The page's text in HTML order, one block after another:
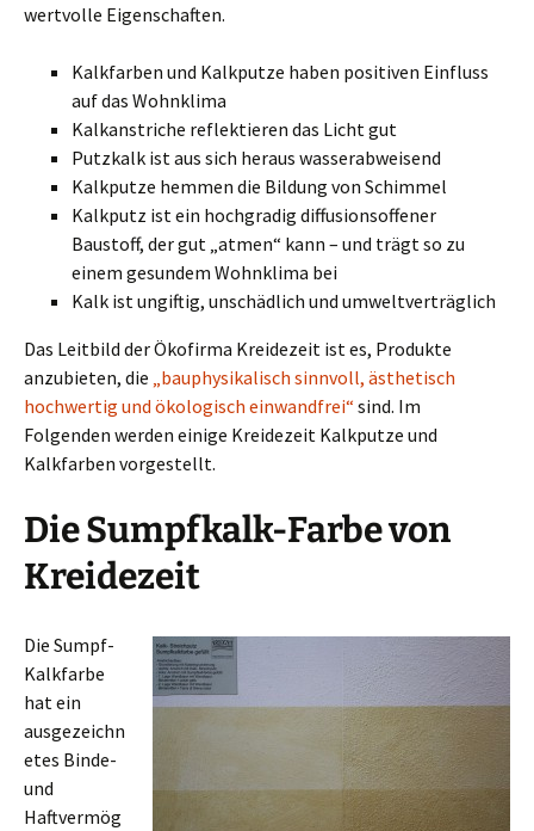
wertvolle Eigenschaften.
Kalkfarben und Kalkputze haben positiven Einfluss
auf das Wohnklima
Kalkanstriche reflektieren das Licht gut
Putzkalk ist aus sich heraus wasserabweisend
Kalkputze hemmen die Bildung von Schimmel
Kalkputz ist ein hochgradig diffusionsoffener
Baustoff, der gut „atmen“ kann – und trägt so zu
einem gesundem Wohnklima bei
Kalk ist ungiftig, unschädlich und umweltverträglich
Das Leitbild der Ökofirma Kreidezeit ist es, Produkte
anzubieten, die „bauphysikalisch sinnvoll, ästhetisch
hochwertig und ökologisch einwandfrei“ sind. Im
Folgenden werden einige Kreidezeit Kalkputze und
Kalkfarben vorgestellt.
Die Sumpfkalk-Farbe von
Kreidezeit
Die Sumpf-
Kalkfarbe
hat ein
ausgezeichn
etes Binde-
und
Haftvermög